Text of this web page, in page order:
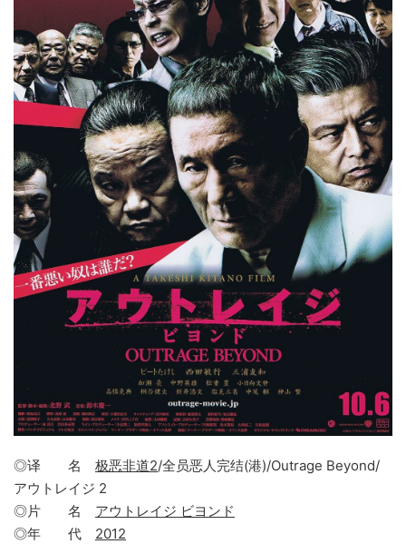
◎译 名 极恶非道2/全员恶人完结(港)/Outrage Beyond/
アウトレイジ 2
◎片 名 アウトレイジ ビヨンド
◎年 代 2012